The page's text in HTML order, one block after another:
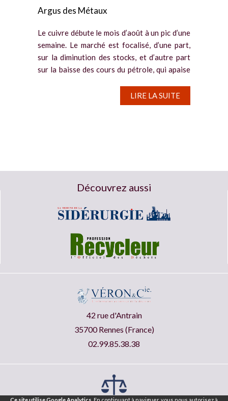
Argus des Métaux
Le cuivre débute le mois d’août à un pic d’une
semaine. Le marché est focalisé, d’une part,
sur la diminution des stocks, et d’autre part
sur la baisse des cours du pétrole, qui apaise
LIRE LA SUITE
Découvrez aussi
42 rue d'Antrain
35700 Rennes (France)
02.99.85.38.38